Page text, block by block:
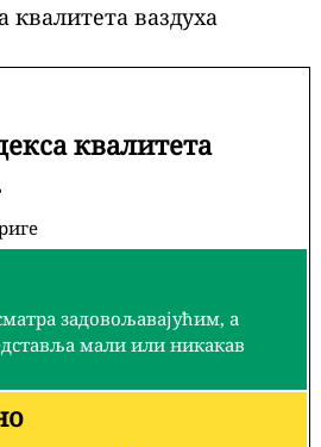
квалитета ваздуха
квалитета
задовољавајућим, а
мали или никакав